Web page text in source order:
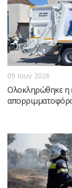
09 Ιουν 2026
Ολοκληρώθηκε η